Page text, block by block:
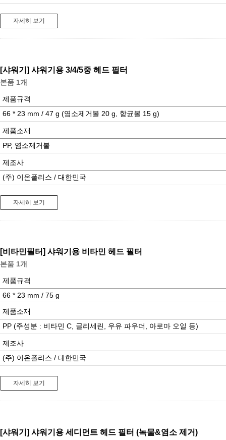
자세히 보기
[샤워기] 샤워기용 3/4/5중 헤드 필터
본품 1개
제품규격
66 * 23 mm / 47 g (염소제거볼 20 g, 항균볼 15 g)
제품소재
PP, 염소제거볼
제조사
(주) 이온폴리스 / 대한민국
자세히 보기
[비타민필터] 샤워기용 비타민 헤드 필터
본품 1개
제품규격
66 * 23 mm / 75 g
제품소재
PP (주성분 : 비타민 C, 글리세린, 우유 파우더, 아로마 오일 등)
제조사
(주) 이온폴리스 / 대한민국
자세히 보기
[샤워기] 샤워기용 세디먼트 헤드 필터 (녹물&염소 제거)